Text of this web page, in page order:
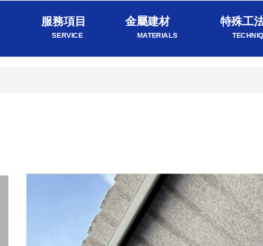
服務項目
SERVICE
金屬建材
MATERIALS
特殊工